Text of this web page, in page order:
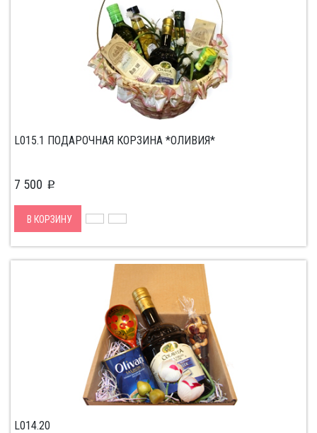
L015.1 ПОДАРОЧНАЯ КОРЗИНА *ОЛИВИЯ*
7 500 p
В КОРЗИНУ
L014.20